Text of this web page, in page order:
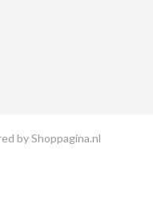
by Shoppagina.nl